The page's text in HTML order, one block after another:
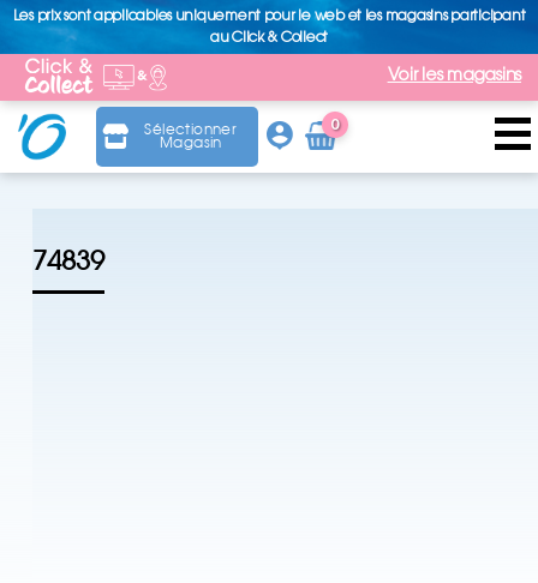
Les prix sont applicables uniquement pour le web et les magasins participant
au Click & Collect
Voir les magasins
Sélectionner
Magasin
0
Arti
cle
74839